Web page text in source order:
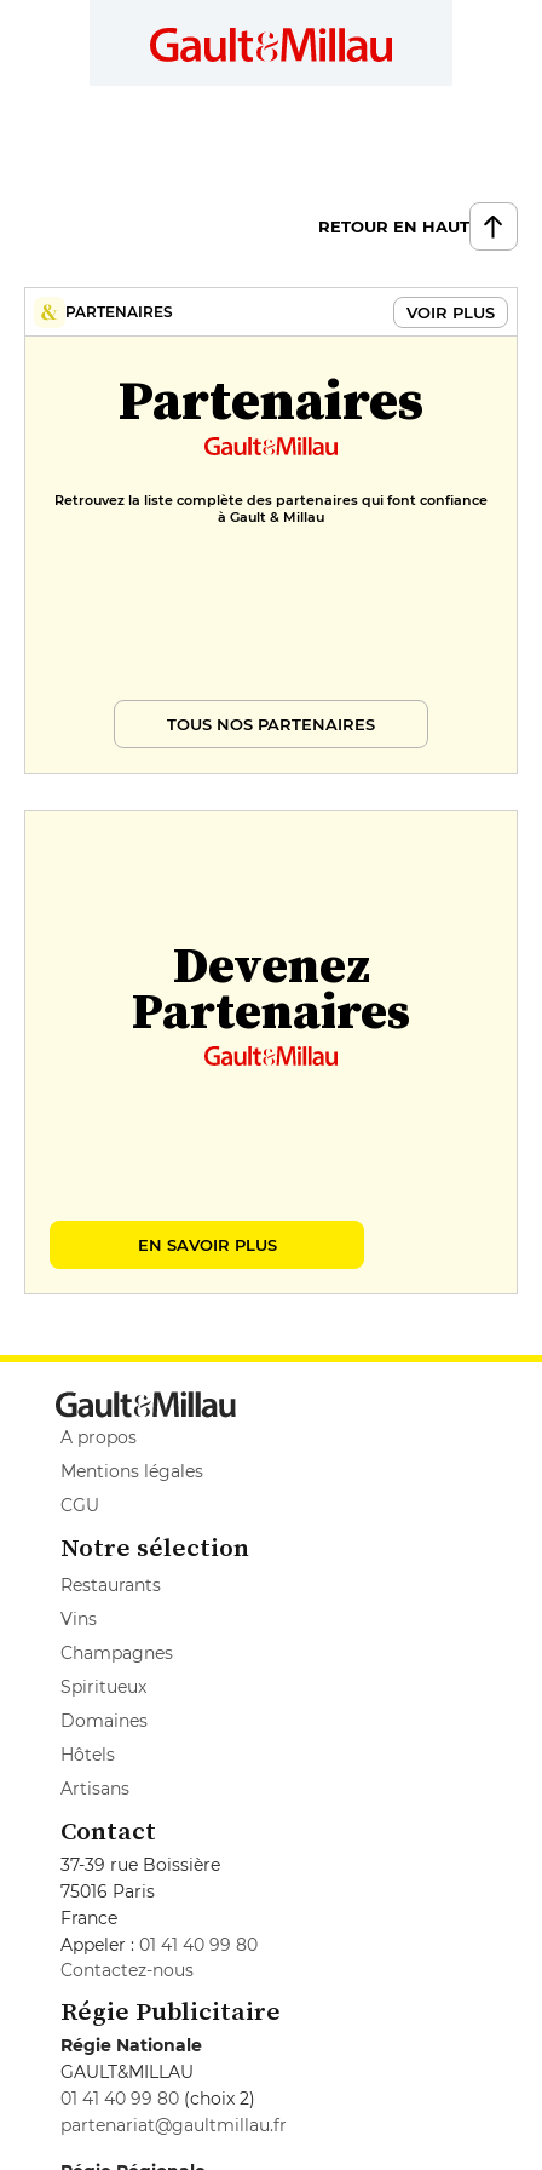
RETOUR EN HAUT
PARTENAIRES VOIR PLUS
Partenaires
Retrouvez la liste complète des partenaires qui font confiance
à Gault & Millau
TOUS NOS PARTENAIRES
Devenez
Partenaires
EN SAVOIR PLUS
A propos
Mentions légales
CGU
Notre sélection
Restaurants
Vins
Champagnes
Spiritueux
Domaines
Hôtels
Artisans
Contact
37-39 rue Boissière
75016 Paris
France
Appeler : 01 41 40 99 80
Contactez-nous
Régie Publicitaire
Régie Nationale
GAULT&MILLAU
01 41 40 99 80 (choix 2)
partenariat@gaultmillau.fr